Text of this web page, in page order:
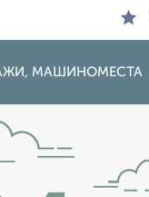
МАШИНОМЕСТА